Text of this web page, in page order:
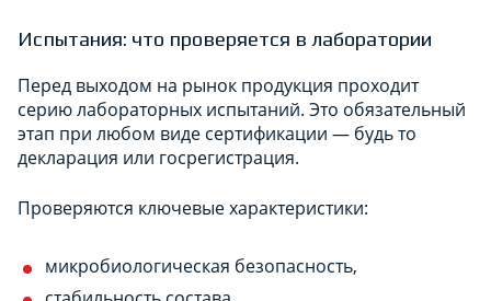
Испытания: что проверяется в лаборатории
Перед выходом на рынок продукция проходит
серию лабораторных испытаний. Это обязательный
этап при любом виде сертификации — будь то
декларация или госрегистрация.
Проверяются ключевые характеристики:
микробиологическая безопасность,